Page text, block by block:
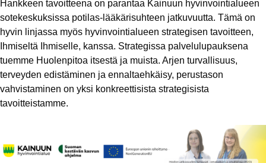
Hankkeen tavoitteena on parantaa Kainuun hyvinvointialueen
sotekeskuksissa potilas-lääkärisuhteen jatkuvuutta. Tämä on
hyvin linjassa myös hyvinvointialueen strategisen tavoitteen,
Ihmiseltä Ihmiselle, kanssa. Strategissa palvelulupauksena
tuemme Huolenpitoa itsestä ja muista. Arjen turvallisuus,
terveyden edistäminen ja ennaltaehkäisy, perustason
vahvistaminen on yksi konkreettisista strategisista
tavoitteistamme.